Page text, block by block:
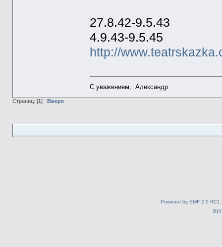
27.8.42-9.5.43
4.9.43-9.5.45
http://
С уважением, Александр
Страниц: [1 ] Вверх
Powered by SMF 2.0